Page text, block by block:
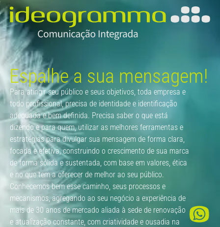
Espalhe a sua mensagem!
Para atingir seu público e seus objetivos, toda empresa e
todo profissional, precisa de identidade e identificação
adequada e bem definida. Precisa saber o que está
dizendo e para quem, utilizar as melhores ferramentas e
estratégias para divulgar sua mensagem de forma clara,
focada e efetiva, construindo o crescimento de sua marca
de forma sólida e sustentada, com base em valores, ética
e no que tem a oferecer de melhor ao seu público.
Conhecemos bem esse caminho, seus processos e
mecanismos, agregando ao seu negócio a experiência de
mais de 30 anos de mercado aliada à sede de renovação
e atualização constante, com criatividade e ousadia na